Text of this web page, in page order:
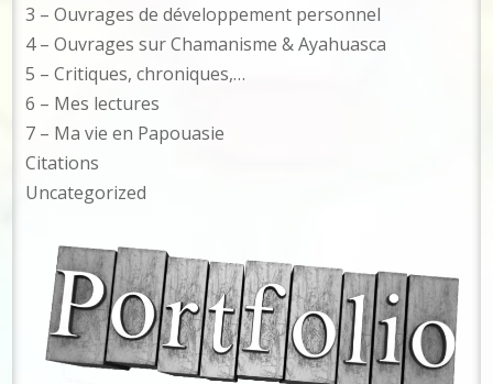
3 – Ouvrages de développement personnel
4 – Ouvrages sur Chamanisme & Ayahuasca
5 – Critiques, chroniques,…
6 – Mes lectures
7 – Ma vie en Papouasie
Citations
Uncategorized